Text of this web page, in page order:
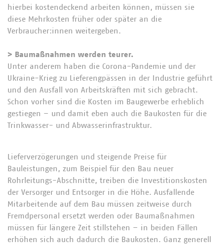
hierbei kostendeckend arbeiten können, müssen sie
diese Mehrkosten früher oder später an die
Verbraucher:innen weitergeben.
> Baumaßnahmen werden teurer.
Unter anderem haben die Corona-Pandemie und der
Ukraine-Krieg zu Lieferengpässen in der Industrie geführt
und den Ausfall von Arbeitskräften mit sich gebracht.
Schon vorher sind die Kosten im Baugewerbe erheblich
gestiegen – und damit eben auch die Baukosten für die
Trinkwasser- und Abwasserinfrastruktur.
Lieferverzögerungen und steigende Preise für
Bauleistungen, zum Beispiel für den Bau neuer
Rohrleitungs-Abschnitte, treiben die Investitionskosten
der Versorger und Entsorger in die Höhe. Ausfallende
Mitarbeitende auf dem Bau müssen zeitweise durch
Fremdpersonal ersetzt werden oder Baumaßnahmen
müssen für längere Zeit stillstehen – in beiden Fällen
erhöhen sich auch dadurch die Baukosten. Ganz generell